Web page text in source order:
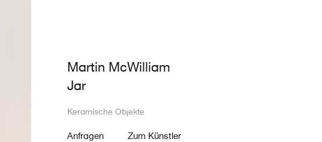
Martin McWilliam
Jar
Keramische Objekte
Anfragen Zum Künstler